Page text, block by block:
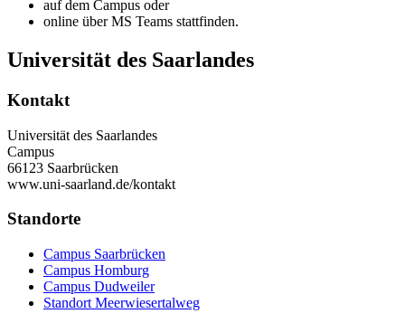
auf dem Campus oder
online über MS Teams stattfinden.
Universität des Saarlandes
Kontakt
Universität des Saarlandes
Campus
66123 Saarbrücken
www.uni-saarland.de/kontakt
Standorte
Campus Saarbrücken
Campus Homburg
Campus Dudweiler
Standort Meerwiesertalweg